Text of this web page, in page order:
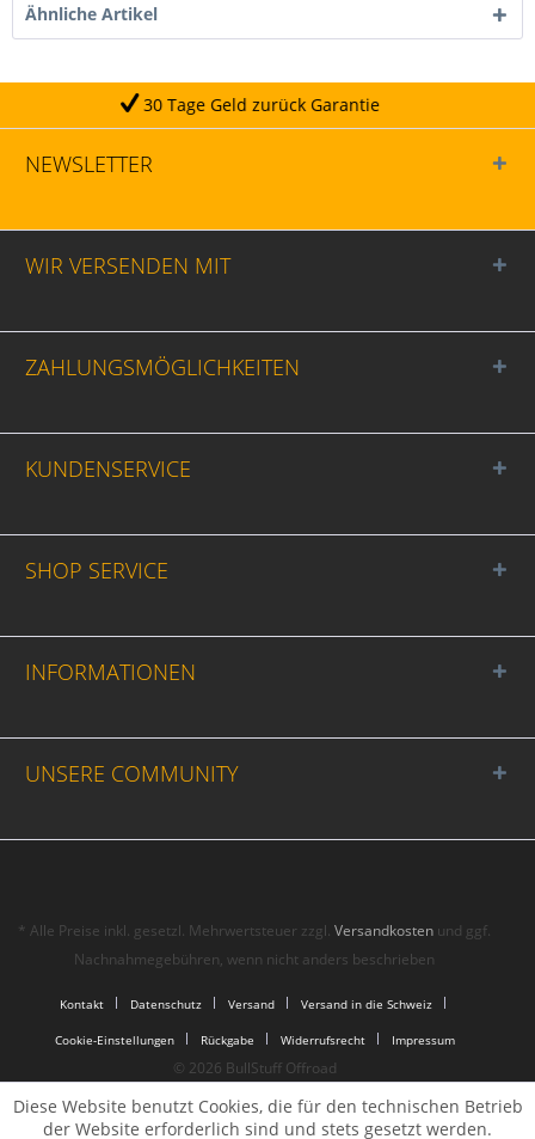
Ähnliche Artikel
Geld zurück Garantie
NEWSLETTER
WIR VERSENDEN MIT
ZAHLUNGSMÖGLICHKEITEN
KUNDENSERVICE
SHOP SERVICE
INFORMATIONEN
UNSERE COMMUNITY
* Alle Preise inkl. gesetzl. Mehrwertsteuer zzgl.Versandkosten und ggf.
Nachnahmegebühren, wenn nicht anders beschrieben
Kontakt Datenschutz Versand Versand in die Schweiz
Cookie-Einstellungen Rückgabe Widerrufsrecht Impressum
© 2026 BullStuff Offroad
Diese Website benutzt Cookies, die für den technischen Betrieb
der Website erforderlich sind und stets gesetzt werden.